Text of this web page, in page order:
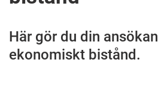
Här gör du din
ekonomiskt bistånd.